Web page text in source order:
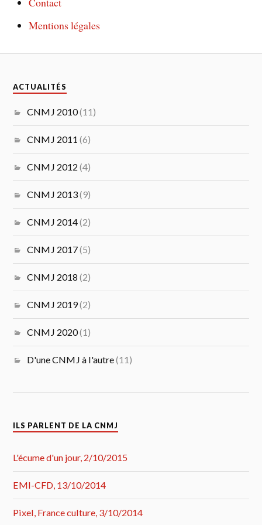
Mentions légales
ACTUALITÉS
CNMJ 2010(11)
CNMJ 2011 (6)
CNMJ 2012 (4)
CNMJ 2013(9)
CNMJ 2014(2)
CNMJ 2017(5)
CNMJ 2018 (2)
CNMJ 2019(2)
CNMJ 2020(1)
D'une CNMJ à l'autre(11)
ILS PARLENT DE LA CNMJ
L'écume d'un jour, 2/10/2015
EMI-CFD, 13/10/2014
Pixel, France culture, 3/10/2014